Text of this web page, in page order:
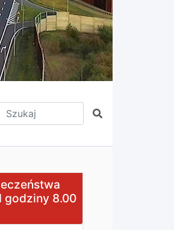
Wpisz tekst do wyszukania
Szukaj
Rady Gminy Jasienica z
godziny 8.00